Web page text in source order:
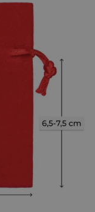
woreczki
tkaniny
dobre
Welur
nasze woreczki
osoby czy
uroczystości.
bardzo